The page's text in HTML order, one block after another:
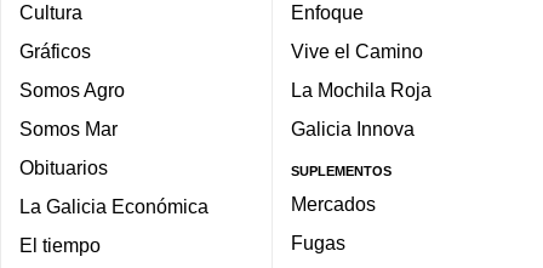
Cultura
Gráficos
Somos Agro
Somos Mar
Obituarios
La Galicia Económica
El tiempo
Enfoque
Vive el Camino
La Mochila Roja
Galicia Innova
SUPLEMENTOS
Mercados
Fugas